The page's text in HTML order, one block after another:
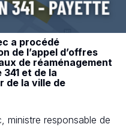
a procédé
de l’appel d’offres
de réaménagement
et de la
de la ville de
ministre responsable de